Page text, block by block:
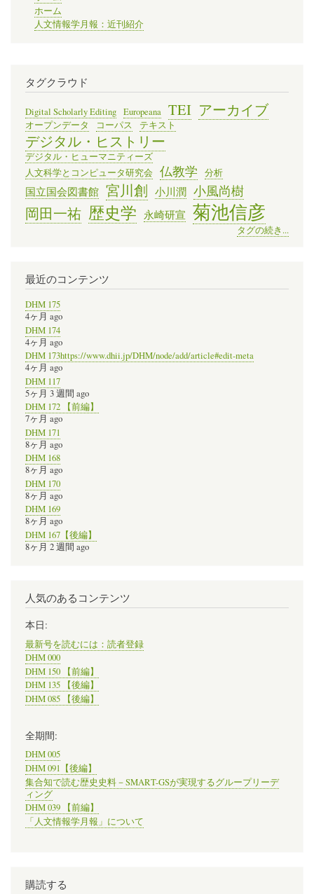
ホーム
人文情報学月報：近刊紹介
タグクラウド
Digital Scholarly Editing Europeana TEI アーカイブ
オープンデータ コーパス テキスト
デジタル・ヒストリー
デジタル・ヒューマニティーズ
人文科学とコンピュータ研究会
仏教学 分析
国立国会図書館 宮川創 小川潤 小風尚樹
岡田一祐 歴史学 永崎研宣 菊池信彦
タグの続き...
最近のコンテンツ
DHM 175
4ヶ月 ago
DHM 174
4ヶ月 ago
DHM 173https://www.dhii.jp/DHM/node/add/article#edit-meta
4ヶ月 ago
DHM 117
5ヶ月 3 週間 ago
DHM 172 【前編】
7ヶ月 ago
DHM 171
8ヶ月 ago
DHM 168
8ヶ月 ago
DHM 170
8ヶ月 ago
DHM 169
8ヶ月 ago
DHM 167【後編】
8ヶ月 2 週間 ago
人気のあるコンテンツ
本日:
最新号を読むには：読者登録
DHM 000
DHM 150 【前編】
DHM 135 【後編】
DHM 085 【後編】
全期間:
DHM 005
DHM 091【後編】
集合知で読む歴史史料－SMART-GSが実現するグループリーデ
ィング
DHM 039 【前編】
「人文情報学月報」について
購読する